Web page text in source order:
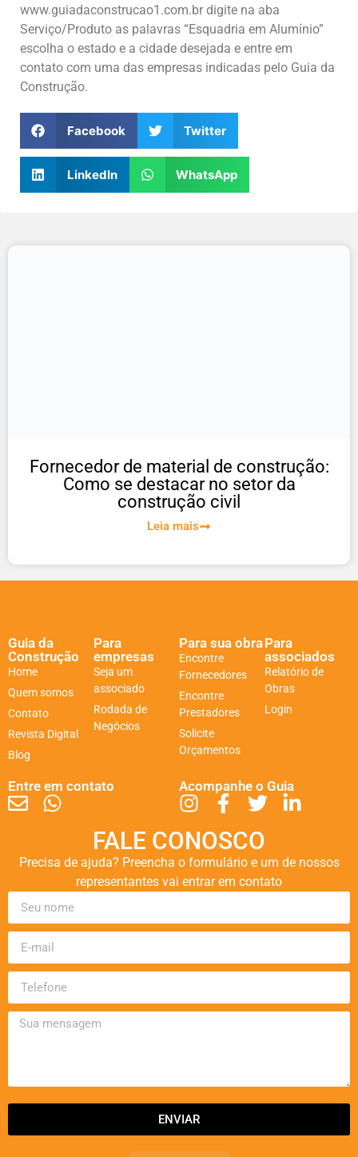
www.guiadaconstrucao1.com.br digite na aba
Serviço/Produto as palavras “Esquadria em Alumínio”
escolha o estado e a cidade desejada e entre em
contato com uma das empresas indicadas pelo Guia da
Construção.
Facebook Twitter
LinkedIn WhatsApp
Fornecedor de material de construção:
Como se destacar no setor da
construção civil
Leia mais
Guia da
Construção
Home
Quem somos
Contato
Revista Digital
Blog
Para
empresas
Seja um
associado
Rodada de
Negócios
Para sua obra
Encontre
Fornecedores
Encontre
Prestadores
Solicite
Orçamentos
Para
associados
Relatório de
Obras
Login
Entre em contato Acompanhe o Guia
FALE CONOSCO
Precisa de ajuda? Preencha o formulário e um de nossos
representantes vai entrar em contato
ENVIAR